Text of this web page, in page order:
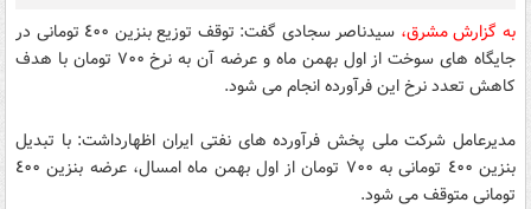
به گزارش مشرق،
سیدناصر سجادی گفت: توقف توزیع بنزین ٤٠٠ تومانی در
جایگاه های سوخت از اول بهمن ماه و عرضه آن به نرخ ٧٠٠ تومان با هدف
کاهش تعدد نرخ این فرآورده انجام می شود.
مدیرعامل شرکت ملی پخش فرآورده های نفتی ایران اظهارداشت: با تبدیل
بنزین ٤٠٠ تومانی به ٧٠٠ تومان از اول بهمن ماه امسال، عرضه بنزین ٤٠٠
تومانی متوقف می شود.